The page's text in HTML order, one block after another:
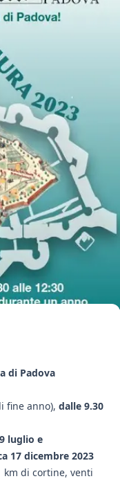
di Padova
fine anno), dalle 9.30
luglio e
17 dicembre 2023
km di cortine, venti